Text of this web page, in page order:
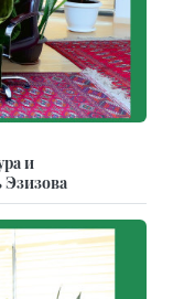
и
Эзизова